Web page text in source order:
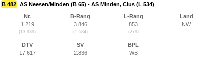
B 482 AS Neesen/Minden (B 65) - AS Minden, Clus (L 534)
Nr.
1.219
(13.939)
B-Rang
3.846
(1.534)
L-Rang
853
(279)
Land
NW
DTV
17.617
SV
2.836
BPL
WB